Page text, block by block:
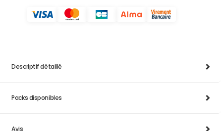
Descriptif détaillé
Packs disponibles
Avis